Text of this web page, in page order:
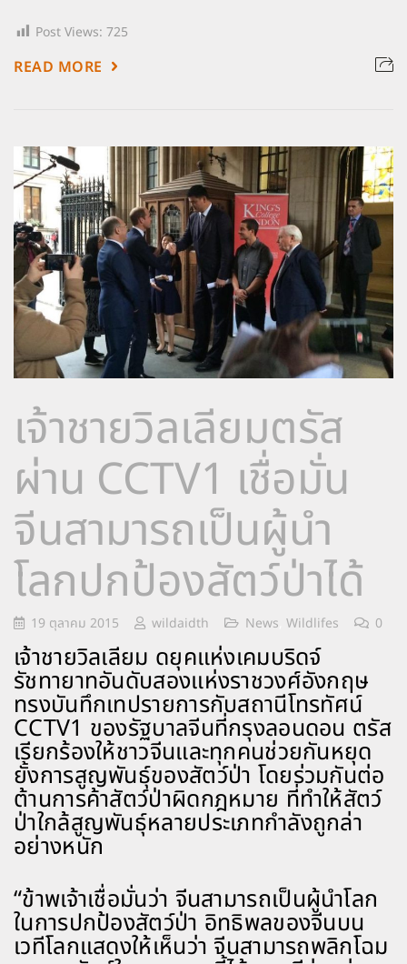
Post Views: 725
READ MORE
เจ้าชายวิลเลียมตรัส
ผ่าน CCTV1 เชื่อมั่น
จีนสามารถเป็นผู้นำ
โลกปกป้องสัตว์ป่าได้
19 ตุลาคม 2015 wildaidth News Wildlifes 0
เจ้าชายวิลเลียม ดยุคแห่งเคมบริดจ์
รัชทายาทอันดับสองแห่งราชวงศ์อังกฤษ
ทรงบันทึกเทปรายการกับสถานีโทรทัศน์
CCTV1 ของรัฐบาลจีนที่กรุงลอนดอน ตรัส
เรียกร้องให้ชาวจีนและทุกคนช่วยกันหยุด
ยั้งการสูญพันธุ์ของสัตว์ป่า โดยร่วมกันต่อ
ต้านการค้าสัตว์ป่าผิดกฎหมาย ที่ทำให้สัตว์
ป่าใกล้สูญพันธุ์หลายประเภทกำลังถูกล่า
อย่างหนัก
“ข้าพเจ้าเชื่อมั่นว่า จีนสามารถเป็นผู้นำโลก
ในการปกป้องสัตว์ป่า อิทธิพลของจีนบน
เวทีโลกแสดงให้เห็นว่า จีนสามารถพลิกโฉม